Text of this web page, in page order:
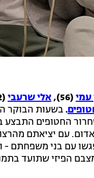
עמי (56), אלי שרעבי (52) ו
. בשעות הבוקר
החטופים
עם יציאתם
עם בני משפחתם -
הפיזי שתועד